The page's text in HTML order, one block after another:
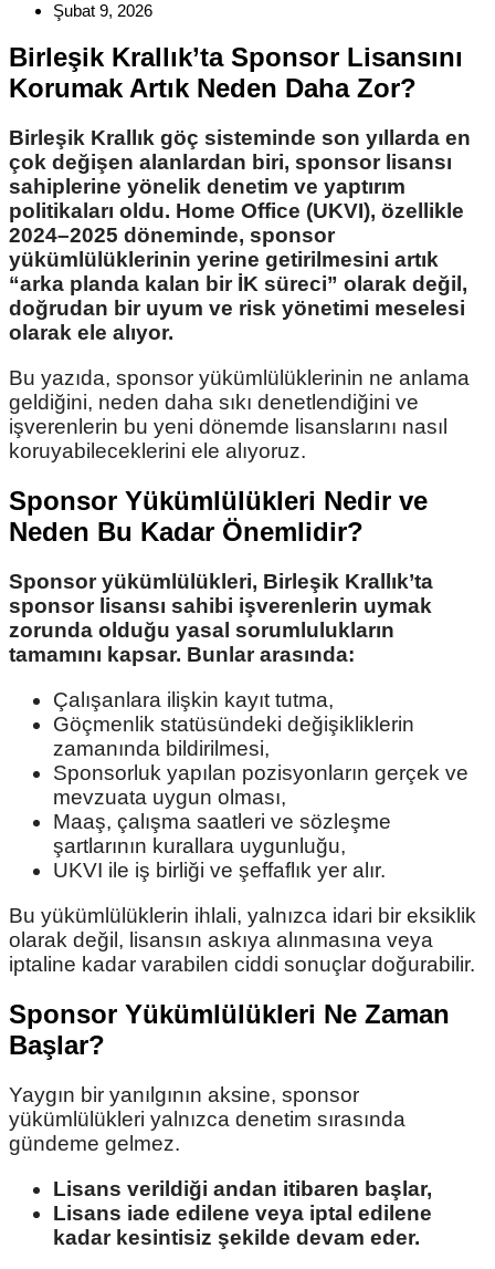
Şubat 9, 2026
Birleşik Krallık’ta Sponsor Lisansını
Korumak Artık Neden Daha Zor?
Birleşik Krallık göç sisteminde son yıllarda en
çok değişen alanlardan biri, sponsor lisansı
sahiplerine yönelik denetim ve yaptırım
politikaları oldu. Home Office (UKVI), özellikle
2024–2025 döneminde, sponsor
yükümlülüklerinin yerine getirilmesini artık
“arka planda kalan bir İK süreci” olarak değil,
doğrudan bir uyum ve risk yönetimi meselesi
olarak ele alıyor.
Bu yazıda, sponsor yükümlülüklerinin ne anlama
geldiğini, neden daha sıkı denetlendiğini ve
işverenlerin bu yeni dönemde lisanslarını nasıl
koruyabileceklerini ele alıyoruz.
Sponsor Yükümlülükleri Nedir ve
Neden Bu Kadar Önemlidir?
Sponsor yükümlülükleri, Birleşik Krallık’ta
sponsor lisansı sahibi işverenlerin uymak
zorunda olduğu yasal sorumlulukların
tamamını kapsar. Bunlar arasında:
Çalışanlara ilişkin kayıt tutma,
Göçmenlik statüsündeki değişikliklerin
zamanında bildirilmesi,
Sponsorluk yapılan pozisyonların gerçek ve
mevzuata uygun olması,
Maaş, çalışma saatleri ve sözleşme
şartlarının kurallara uygunluğu,
UKVI ile iş birliği ve şeffaflık yer alır.
Bu yükümlülüklerin ihlali, yalnızca idari bir eksiklik
olarak değil, lisansın askıya alınmasına veya
iptaline kadar varabilen ciddi sonuçlar doğurabilir.
Sponsor Yükümlülükleri Ne Zaman
Başlar?
Yaygın bir yanılgının aksine, sponsor
yükümlülükleri yalnızca denetim sırasında
gündeme gelmez.
Lisans verildiği andan itibaren başlar,
Lisans iade edilene veya iptal edilene
kadar kesintisiz şekilde devam eder.